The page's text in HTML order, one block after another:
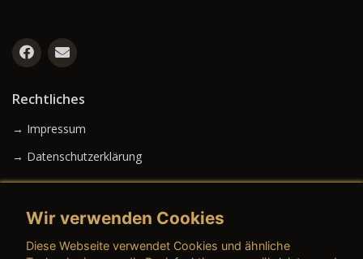
Rechtliches
→ Impressum
→ Datenschutzerklärung
Wir verwenden Cookies
Diese Webseite verwendet Cookies und ähnliche